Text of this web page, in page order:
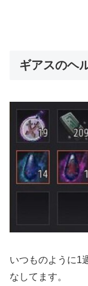
ギアスのヘ
いつものように1
なしてます。